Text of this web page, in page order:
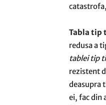
Tabla tip
redusa a
tablei tip
rezistent
deasupra
ei, fac din